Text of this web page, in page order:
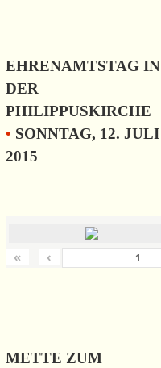
EHRENAMTSTAG IN
DER
PHILIPPUSKIRCHE
• SONNTAG, 12. JULI
2015
« ‹
METTE ZUM